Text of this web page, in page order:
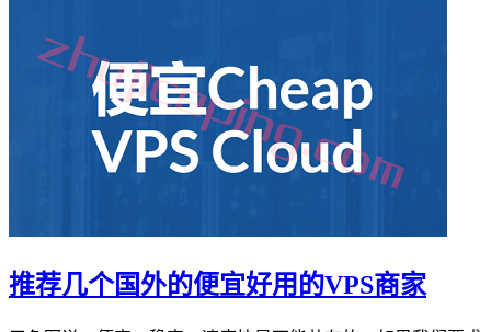
推荐几个国外的便宜好用的VPS商家